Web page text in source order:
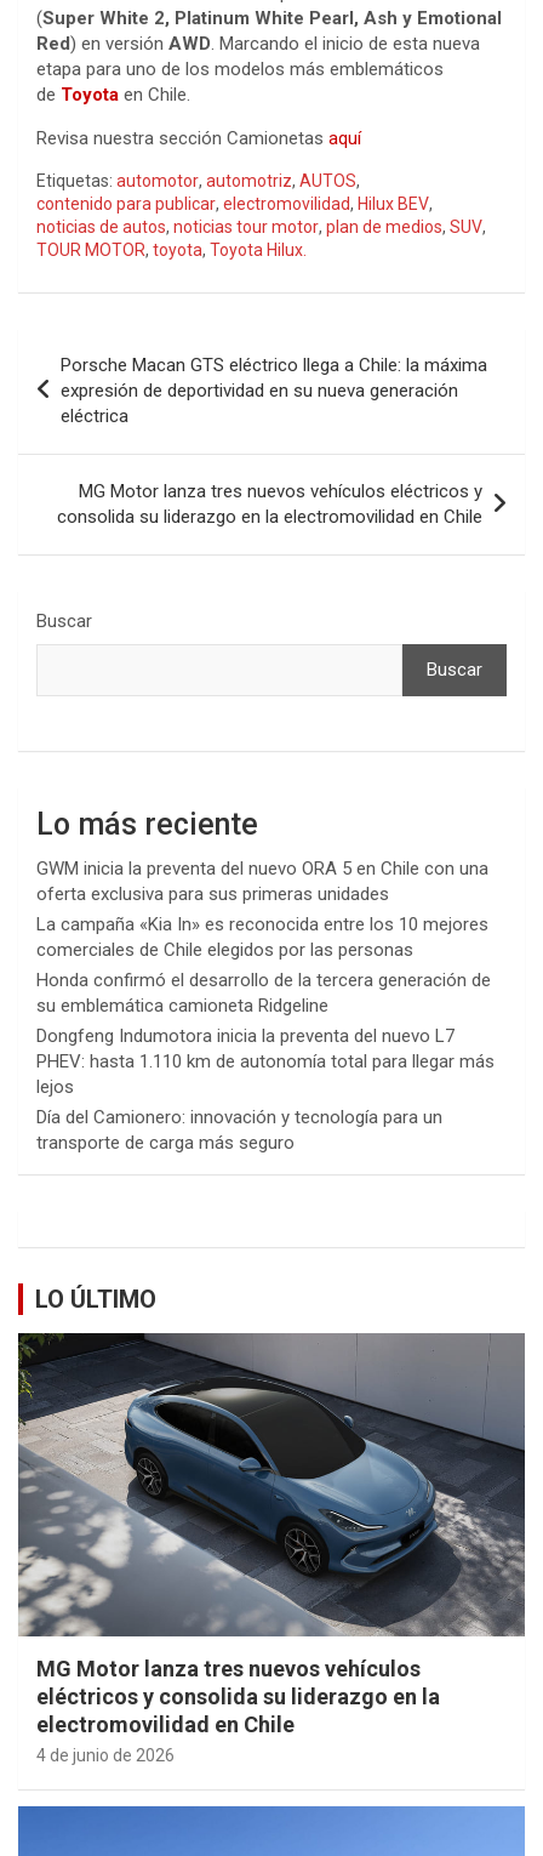
(Super White 2, Platinum White Pearl, Ash y Emotional
Red) en versión AWD. Marcando el inicio de esta nueva
etapa para uno de los modelos más emblemáticos
de Toyota en Chile.
Revisa nuestra sección Camionetas aquí
Etiquetas: automotor, automotriz, AUTOS,
contenido para publicar, electromovilidad, Hilux BEV,
noticias de autos, noticias tour motor, plan de medios, SUV,
TOUR MOTOR, toyota, Toyota Hilux.
de
entradas
Porsche Macan GTS eléctrico llega a Chile: la máxima
expresión de deportividad en su nueva generación
eléctrica
MG Motor lanza tres nuevos vehículos eléctricos y
consolida su liderazgo en la electromovilidad en Chile
Buscar
Buscar
Lo más reciente
GWM inicia la preventa del nuevo ORA 5 en Chile con una
oferta exclusiva para sus primeras unidades
La campaña «Kia In» es reconocida entre los 10 mejores
comerciales de Chile elegidos por las personas
Honda confirmó el desarrollo de la tercera generación de
su emblemática camioneta Ridgeline
Dongfeng Indumotora inicia la preventa del nuevo L7
PHEV: hasta 1.110 km de autonomía total para llegar más
lejos
Día del Camionero: innovación y tecnología para un
transporte de carga más seguro
LO ÚLTIMO
MG Motor lanza tres nuevos vehículos
eléctricos y consolida su liderazgo en la
electromovilidad en Chile
4 de junio de 2026